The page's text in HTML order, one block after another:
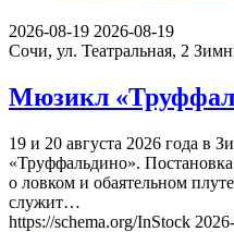
2026-08-19 2026-08-19
Сочи, ул. Театральная, 2
Мюзикл
19 и 20 августа 2026 года в
«Труффальдино».
о ловком и обаятельном
служит…
https://schema.org/InStock